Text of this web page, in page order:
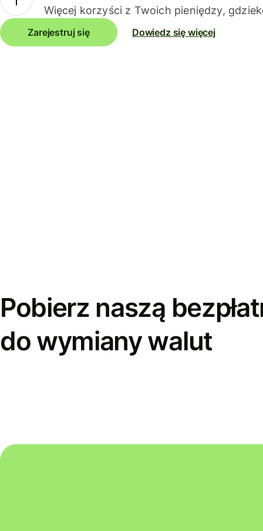
Więcej korzyści z Twoich pieniędzy,
Zarejestruj się Dowiedz się więcej
Pobierz naszą
do wymiany walut